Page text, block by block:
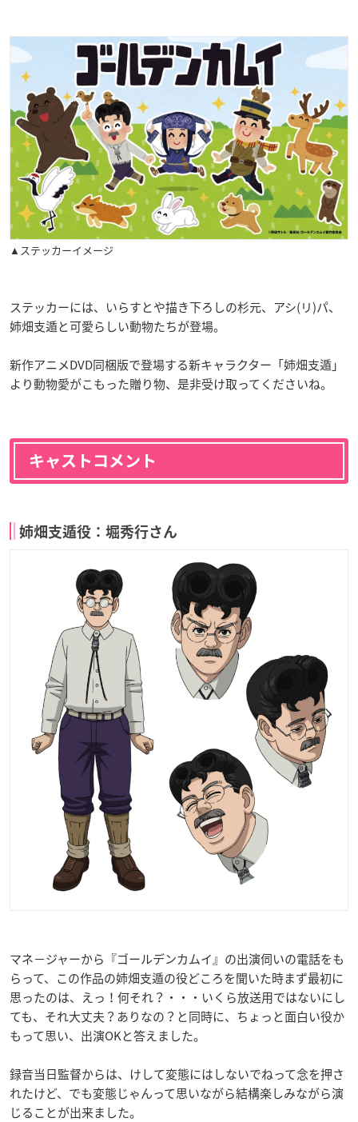
▲ステッカーイメージ
ステッカーには、いらすとや描き下ろしの杉元、アシ(リ)パ、
姉畑支遁と可愛らしい動物たちが登場。
新作アニメDVD同梱版で登場する新キャラクター「姉畑支遁」
より動物愛がこもった贈り物、是非受け取ってくださいね。
キャストコメント
姉畑支遁役： 堀秀行さん
マネ－ジャーから『ゴールデンカムイ』の出演伺いの電話をも
らって、この作品の姉畑支遁の役どころを聞いた時まず最初に
思ったのは、えっ！何それ？・・・いくら放送用ではないにし
ても、それ大丈夫？ありなの？と同時に、ちょっと面白い役か
もって思い、出演OKと答えました。
録音当日監督からは、けして変態にはしないでねって念を押さ
れたけど、でも変態じゃんって思いながら結構楽しみながら演
じることが出来ました。